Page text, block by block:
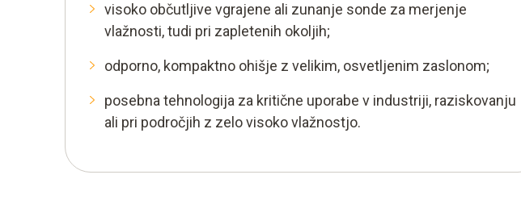
visoko občutljive vgrajene ali zunanje sonde za merjenje
vlažnosti, tudi pri zapletenih okoljih;
odporno, kompaktno ohišje z velikim, osvetljenim zaslonom;
posebna tehnologija za kritične uporabe v industriji, raziskovanju
ali pri področjih z zelo visoko vlažnostjo.